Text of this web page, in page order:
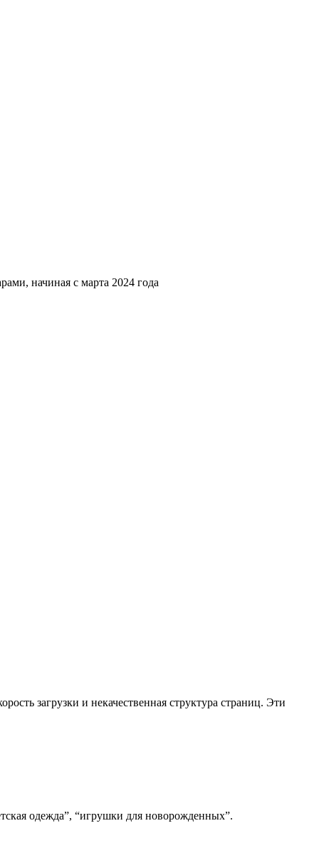
начиная с марта 2024 года
загрузки и некачественная структура страниц. Эти
одежда”, “игрушки для новорожденных”.